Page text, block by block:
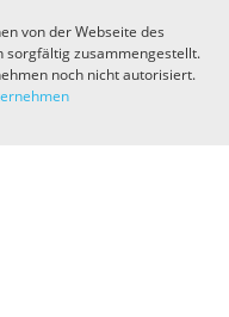
von der Webseite des
sorgfältig zusammengestellt.
noch nicht autorisiert.